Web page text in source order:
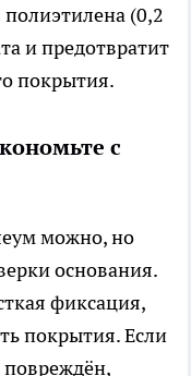
(0,2
и предотвратит
покрытия.
с
можно, но
основания.
фиксация,
покрытия. Если